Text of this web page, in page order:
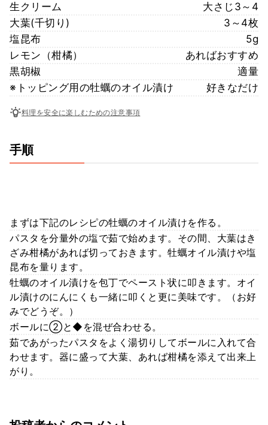
生クリーム
大さじ3～4
大葉(千切り)
3～4枚
塩昆布
5g
レモン（柑橘）
あればおすすめ
黒胡椒
適量
※トッピング用の牡蠣のオイル漬け
好きなだけ
料理を安全に楽しむための注意事項
手順
まずは下記のレシピの牡蠣のオイル漬けを作る。
パスタを分量外の塩で茹で始めます。その間、大葉はき
ざみ柑橘があれば切っておきます。牡蠣オイル漬けや塩
昆布を量ります。
牡蠣のオイル漬けを包丁でペースト状に叩きます。オイ
ル漬けのにんにくも一緒に叩くと更に美味です。（お好
みでどうぞ。）
ボールに②と◆を混ぜ合わせる。
茹であがったパスタをよく湯切りしてボールに入れて合
わせます。器に盛って大葉、あれば柑橘を添えて出来上
がり。